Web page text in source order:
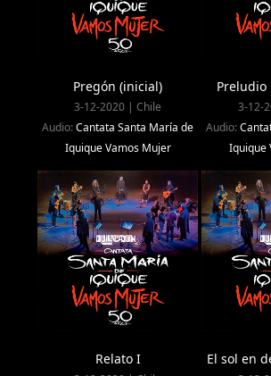
Pregón (inicial)
3-12-2020 | Chile
Audio:Cantata Santa María de
Iquique Vamos Mujer
3-12-
Audio:
Iquique
Relato I El sol en